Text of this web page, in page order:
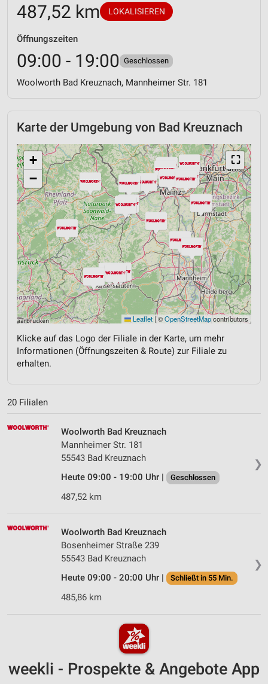
487,52 km LOKALISIEREN
Öffnungszeiten
09:00 - 19:00 Geschlossen
Woolworth Bad Kreuznach, Mannheimer Str. 181
Karte der Umgebung von Bad Kreuznach
⛶
+
−
Leaflet | ©OpenStreetMapcontributors
Klicke auf das Logo der Filiale in der Karte, um mehr
Informationen (Öffnungszeiten & Route) zur Filiale zu
erhalten.
20 Filialen
❯
Woolworth Bad Kreuznach
Mannheimer Str. 181
55543 Bad Kreuznach
Heute 09:00 - 19:00 Uhr |
Geschlossen
487,52 km
❯
Woolworth Bad Kreuznach
Bosenheimer Straße 239
55543 Bad Kreuznach
Heute 09:00 - 20:00 Uhr |
Schließt in 55 Min.
485,86 km
weekli - Prospekte & Angebote App